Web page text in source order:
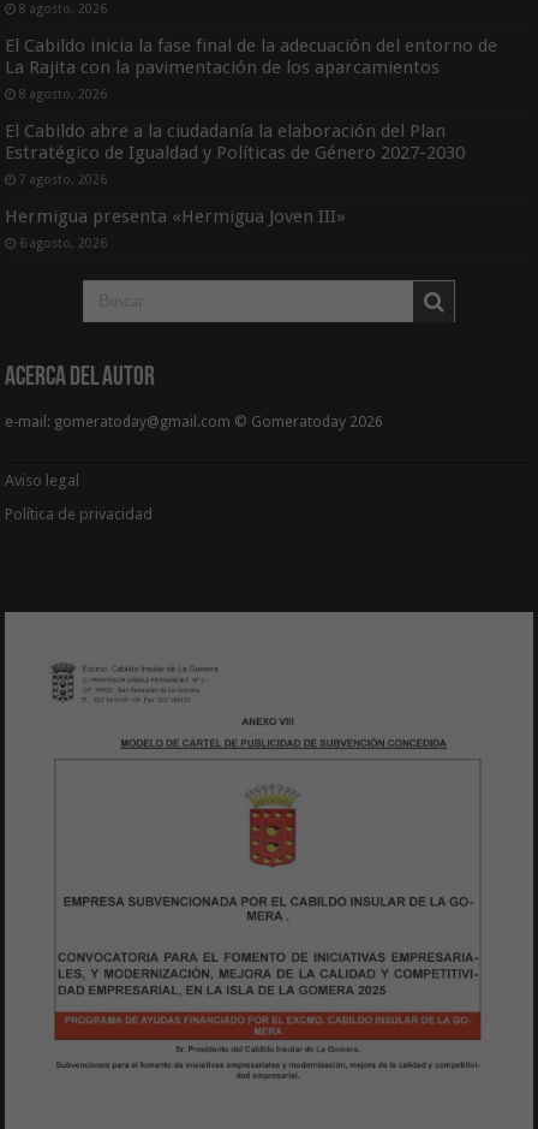
8 agosto, 2026
El Cabildo inicia la fase final de la adecuación del entorno de
La Rajita con la pavimentación de los aparcamientos
8 agosto, 2026
El Cabildo abre a la ciudadanía la elaboración del Plan
Estratégico de Igualdad y Políticas de Género 2027-2030
7 agosto, 2026
Hermigua presenta «Hermigua Joven III»
6 agosto, 2026
Acerca del Autor
e-mail: gomeratoday@gmail.com © Gomeratoday 2026
Aviso legal
Política de privacidad